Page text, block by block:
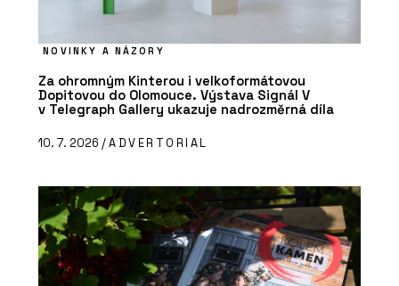
NOVINKY A NÁZORY
Za ohromným Kinterou i velkoformátovou
Dopitovou do Olomouce. Výstava Signál V
v Telegraph Gallery ukazuje nadrozměrná díla
10. 7. 2026 /ADVERTORIAL